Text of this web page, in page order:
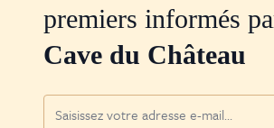
premiers informés
Cave du Château